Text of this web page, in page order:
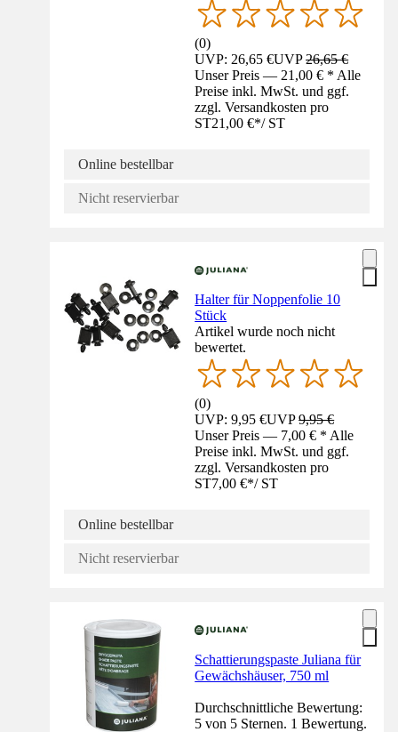
(0)
UVP: 26,65 €UVP26,65 €
Unser Preis — 21,00 € * Alle
Preise inkl. MwSt. und ggf.
zzgl. Versandkosten pro
ST21,00 €*/ ST
Online bestellbar
Nicht reservierbar
Halter für Noppenfolie 10
Stück
Artikel wurde noch nicht
bewertet.
(0)
UVP: 9,95 €UVP9,95 €
Unser Preis — 7,00 € * Alle
Preise inkl. MwSt. und ggf.
zzgl. Versandkosten pro
ST7,00 €*/ ST
Online bestellbar
Nicht reservierbar
Schattierungspaste Juliana für
Gewächshäuser, 750 ml
Durchschnittliche Bewertung:
5 von 5 Sternen. 1 Bewertung.